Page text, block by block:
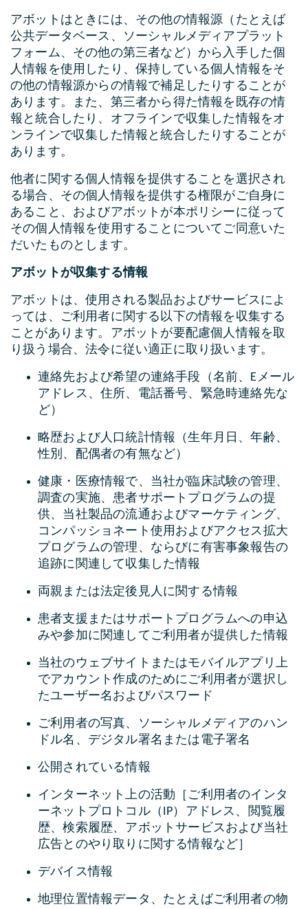
アボットはときには、その他の情報源（たとえば
公共データベース、ソーシャルメディアプラット
フォーム、その他の第三者など）から入手した個
人情報を使用したり、保持している個人情報をそ
の他の情報源からの情報で補足したりすることが
あります。また、第三者から得た情報を既存の情
報と統合したり、オフラインで収集した情報をオ
ンラインで収集した情報と統合したりすることが
あります。
他者に関する個人情報を提供することを選択され
る場合、その個人情報を提供する権限がご自身に
あること、およびアボットが本ポリシーに従って
その個人情報を使用することについてご同意いた
だいたものとします。
アボットが収集する情報
アボットは、使用される製品およびサービスによ
っては、ご利用者に関する以下の情報を収集する
ことがあります。アボットが要配慮個人情報を取
り扱う場合、法令に従い適正に取り扱います。
連絡先および希望の連絡手段（名前、Eメール
アドレス、住所、電話番号、緊急時連絡先な
ど）
略歴および人口統計情報（生年月日、年齢、
性別、配偶者の有無など）
健康・医療情報で、当社が臨床試験の管理、
調査の実施、患者サポートプログラムの提
供、当社製品の流通およびマーケティング、
コンパッショネート使用およびアクセス拡大
プログラムの管理、ならびに有害事象報告の
追跡に関連して収集した情報
両親または法定後見人に関する情報
患者支援またはサポートプログラムへの申込
みや参加に関連してご利用者が提供した情報
当社のウェブサイトまたはモバイルアプリ上
でアカウント作成のためにご利用者が選択し
たユーザー名およびパスワード
ご利用者の写真、ソーシャルメディアのハン
ドル名、デジタル署名または電子署名
公開されている情報
インターネット上の活動［ご利用者のインタ
ーネットプロトコル（IP）アドレス、閲覧履
歴、検索履歴、アボットサービスおよび当社
広告とのやり取りに関する情報など］
デバイス情報
地理位置情報データ、たとえばご利用者の物